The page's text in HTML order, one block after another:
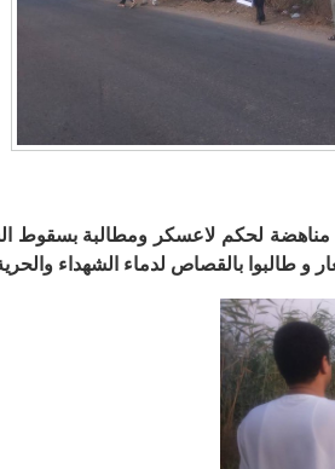
لحكم لاعسكر ومطالبة بسقوط
و طالبوا بالقصاص لدماء الشهداء